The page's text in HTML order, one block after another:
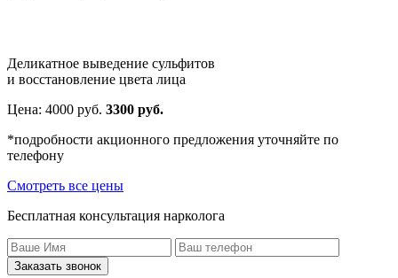
Деликатное выведение сульфитов
и восстановление цвета лица
Цена: 4000 руб. 3300 руб.
*подробности акционного предложения уточняйте по
телефону
Смотреть все цены
Бесплатная консультация нарколога
Заказать звонок